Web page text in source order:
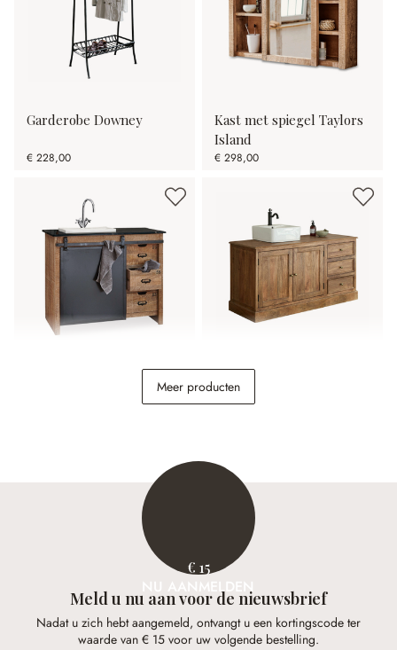
Garderobe Downey
€ 228,00
Kast met spiegel Taylors
Island
€ 298,00
Wastafelmeubel Taylors
Wastafelmeubel
Dorchester
Meer producten
€ 15
NU AANMELDEN
Meld u nu aan voor de nieuwsbrief
Nadat u zich hebt aangemeld, ontvangt u een kortingscode ter
waarde van € 15 voor uw volgende bestelling.